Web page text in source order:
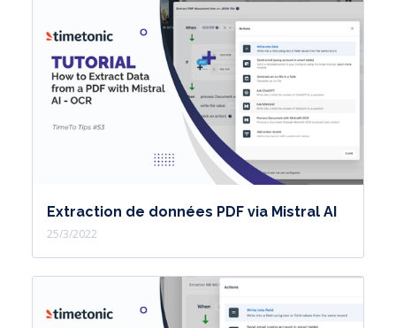
Extraction de données PDF via Mistral AI
25/3/2022